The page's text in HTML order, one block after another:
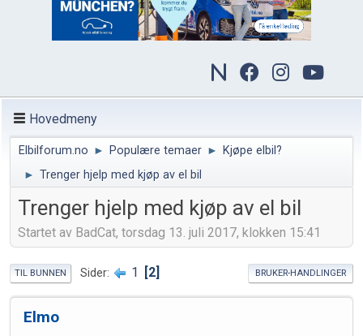
Hovedmeny
Elbilforum.no ► Populære temaer ►
Kjøpe elbil?
► Trenger hjelp med kjøp av el bil
Trenger hjelp med kjøp av el bil
Startet av BadCat, torsdag 13. juli 2017, klokken 15:41
TIL BUNNEN Sider 1 2 BRUKER-HANDLINGER
Elmo